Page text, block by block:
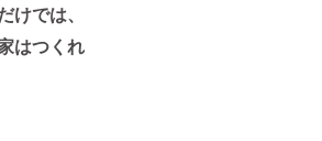
けでは、
はつくれ